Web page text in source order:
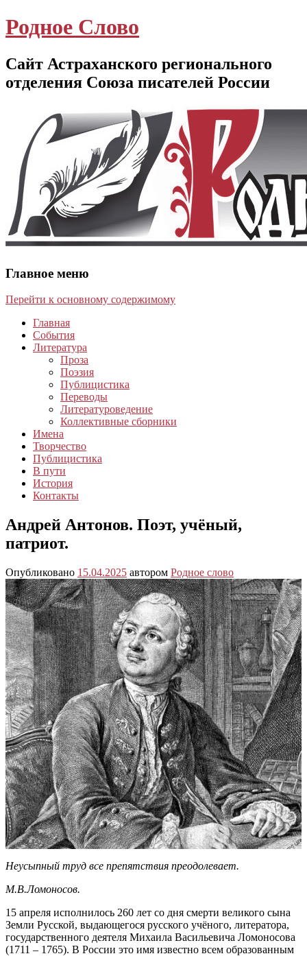
Родное Слово
Сайт Астраханского регионального
отделения Союза писателей России
Главное меню
Перейти к основному содержимому
Главная
События
Литература
Проза
Поэзия
Публицистика
Переводы
Литературоведение
Коллективные сборники
Имена
Творчество
Публицистика
В пути
История
Контакты
Андрей Антонов. Поэт, учёный,
патриот.
Опубликовано 15.04.2025 автором Родное слово
Неусыпный труд все препятствия преодолевает.
М.В.Ломоносов.
15 апреля исполнилось 260 лет со дня смерти великого сына
Земли Русской, выдающегося русского учёного, литератора,
государственного деятеля Михаила Васильевича Ломоносова
(1711 – 1765). В России это имя известно всем образованным